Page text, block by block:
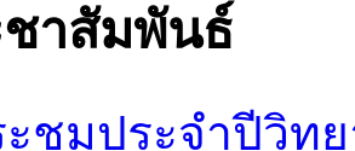
าสัมพันธ์
ะชุมประจำปีวิท